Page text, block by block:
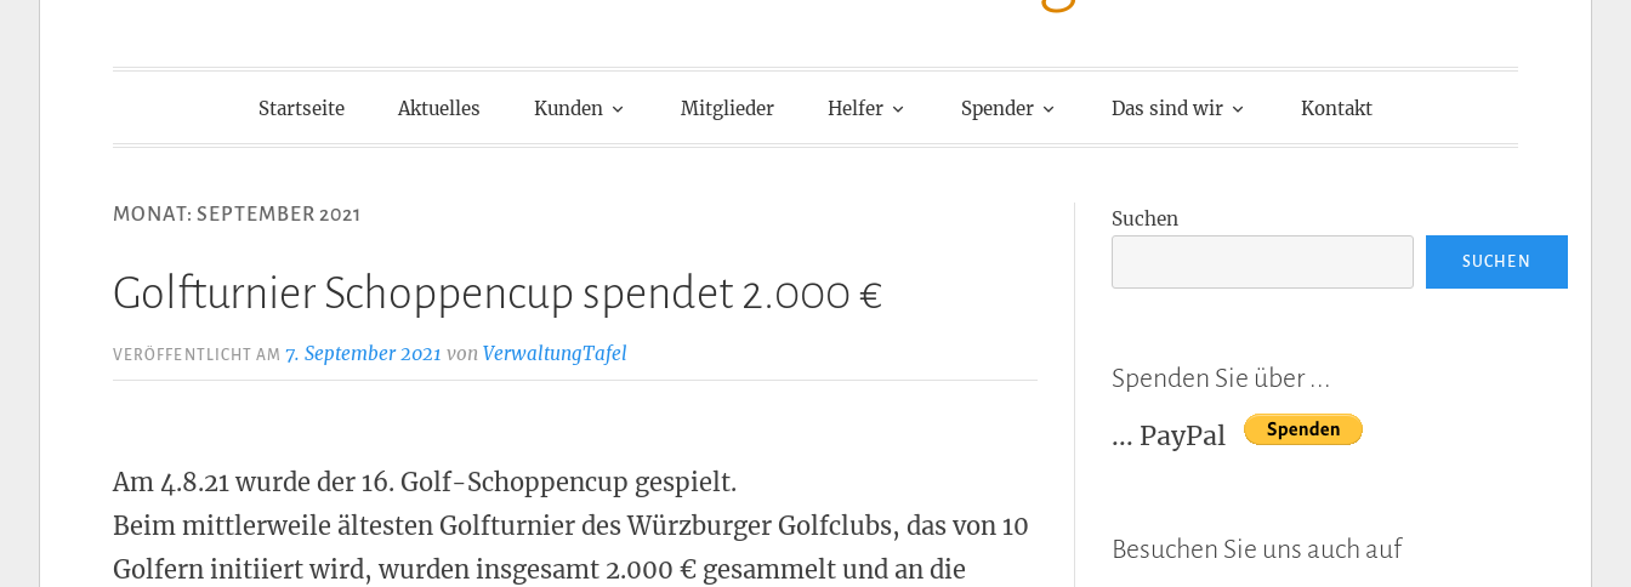
Startseite Aktuelles Kunden Mitglieder Helfer Spender Das sind wir Kontakt
MONAT:SEPTEMBER 2021
Golfturnier Schoppencup spendet 2.000 €
VERÖFFENTLICHT AM7. September 2021 vonVerwaltungTafel
Am 4.8.21 wurde der 16. Golf-Schoppencup gespielt.
Beim mittlerweile ältesten Golfturnier des Würzburger Golfclubs, das von 10
Golfern initiiert wird, wurden insgesamt 2.000 € gesammelt und an die
Suchen
SUCHEN
Spenden Sie über ...
... PayPal
Besuchen Sie uns auch auf